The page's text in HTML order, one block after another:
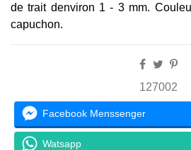
de trait denviron 1 - 3 mm.
capuchon.
127002
Facebook Menssenger
Watsapp